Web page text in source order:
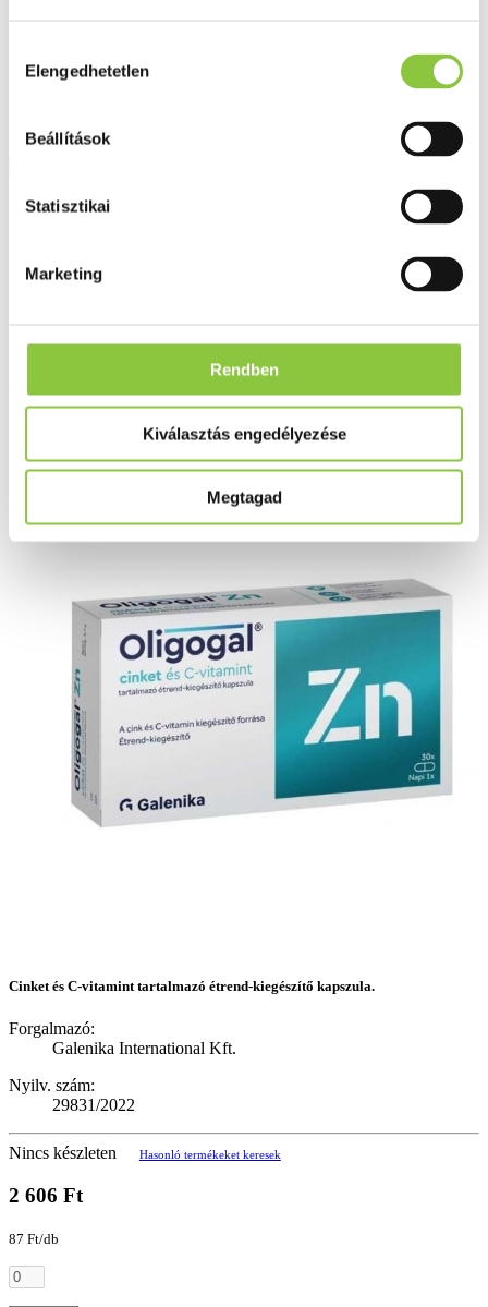
kiválasztása
Elengedhetetlen
Beállítások
Statisztikai
Marketing
Rendben
Kiválasztás engedélyezése
Megtagad
Gyógyteák
Ajánlataink
Oligogal Zn, cinket és C-vitamint tartalmazó étrend-kiegészítő
Oligogal Zn, cinket és C-
vitamint tartalmazó étrend-
kiegészítő kapszula, 30 db
Cinket és C-vitamint tartalmazó étrend-kiegészítő kapszula.
Forgalmazó:
Galenika International Kft.
Nyilv. szám:
29831/2022
Nincs készleten Hasonló termékeket keresek
2 606 Ft
87 Ft/db